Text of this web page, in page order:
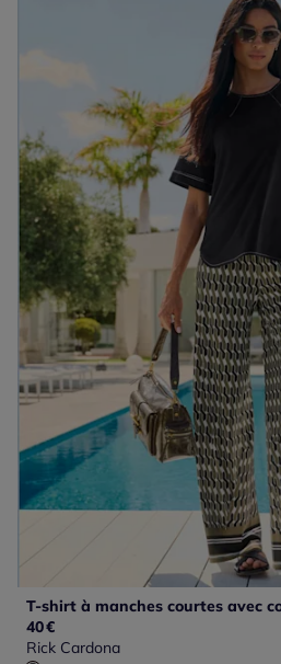
40€
Rick Cardona